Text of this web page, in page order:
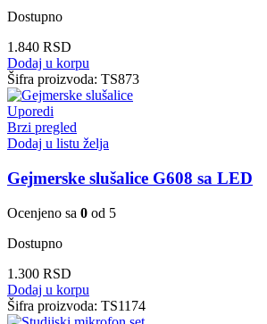
Dostupno
1.840 RSD
Dodaj u korpu
Šifra proizvoda: TS873
Uporedi
Brzi pregled
Dodaj u listu želja
Gejmerske slušalice G608 sa LED
Ocenjeno sa 0 od 5
Dostupno
1.300 RSD
Dodaj u korpu
Šifra proizvoda: TS1174